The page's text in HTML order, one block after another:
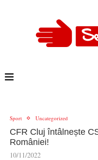
Sport Uncategorized
CFR Cluj întâlnește
României!
10/11/2022